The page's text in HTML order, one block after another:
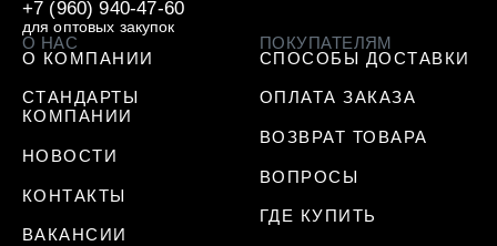
+7 (960) 940-47-60
для оптовых закупок
О НАС
О КОМПАНИИ
СТАНДАРТЫ
КОМПАНИИ
НОВОСТИ
КОНТАКТЫ
ВАКАНСИИ
ПОКУПАТЕЛЯМ
СПОСОБЫ ДОСТАВКИ
ОПЛАТА ЗАКАЗА
ВОЗВРАТ ТОВАРА
ВОПРОСЫ
ГДЕ КУПИТЬ